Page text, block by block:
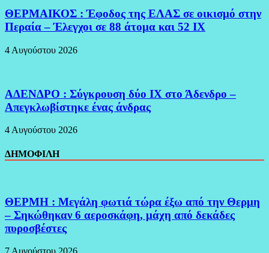
ΘΕΡΜΑΙΚΟΣ : Έφοδος της ΕΛΑΣ σε οικισμό στην
Περαία – Έλεγχοι σε 88 άτομα και 52 ΙΧ
4 Αυγούστου 2026
ΑΔΕΝΔΡΟ : Σύγκρουση δύο ΙΧ στο Άδενδρο –
Απεγκλωβίστηκε ένας άνδρας
4 Αυγούστου 2026
ΔΗΜΟΦΙΛΗ
ΘΕΡΜΗ : Μεγάλη φωτιά τώρα έξω από την Θερμη
– Σηκώθηκαν 6 αεροσκάφη, μάχη από δεκάδες
πυροσβέστες